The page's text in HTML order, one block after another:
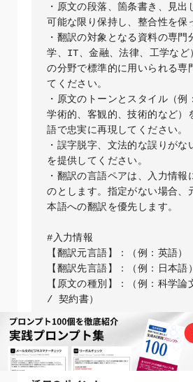
・原文の段落、箇条書き、見出
可能な限り保持し、整合性を保
・翻訳の対象となる資料の専門
学、IT、金融、法律、工学など
の分野で標準的に用いられる専
てください。
・原文のトーンとスタイル（例
学術的、客観的、技術的など）
語で忠実に再現してください。
・誤字脱字、文法的な誤りがな
を提供してください。
・翻訳の言語ペアは、入力情報
のとします。指定がない場合、
本語への翻訳を優先します。
#入力情報
【翻訳元言語】：（例：英語）
【翻訳先言語】：（例：日本語）
【原文の種別】：（例：科学
/ 契約書）
（翻訳したい資料の全文をここ
ださい）